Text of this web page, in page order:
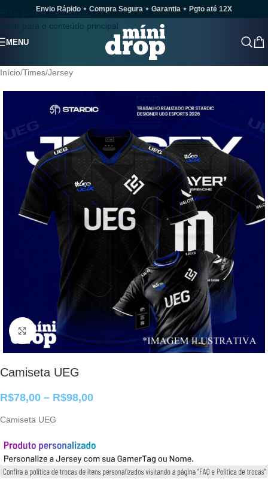
Pular para a navegação
Pular para o conteúdo principal
Envio Rápido ⋆ Compra Segura ⋆ Garantia ⋆ Pgto até 12X
MENU
Início/Times/Jersey
Clique para ampliar
Camiseta UEG
R$78,00 – R$98,00
Camiseta UEG